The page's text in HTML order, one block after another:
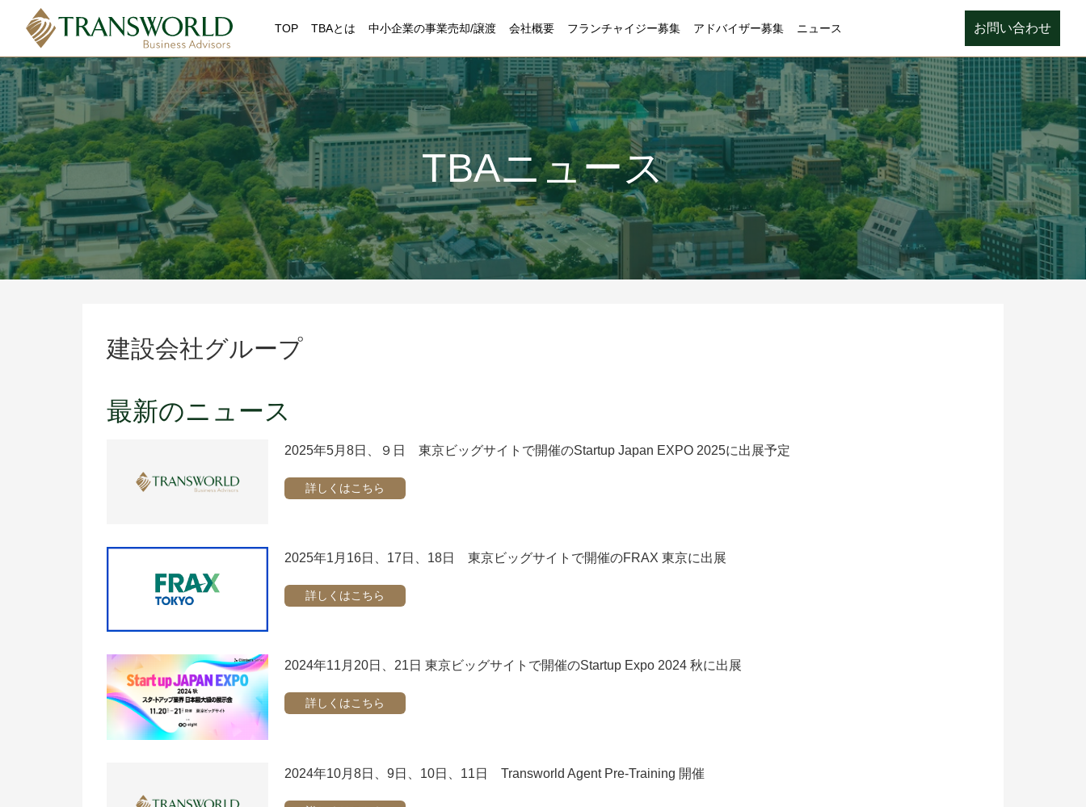
TOP TBAとは 中小企業の事業売却/譲渡 会社概要 フランチャイジー募集 アドバイザー募集 ニュース お問い合わせ
TBAニュース
建設会社グループ
最新のニュース
2025年5月8日、９日 東京ビッグサイトで開催のStartup Japan EXPO 2025に出展予定
詳しくはこちら
2025年1月16日、17日、18日 東京ビッグサイトで開催のFRAX 東京に出展
詳しくはこちら
2024年11月20日、21日 東京ビッグサイトで開催のStartup Expo 2024 秋に出展
詳しくはこちら
2024年10月8日、9日、10日、11日 Transworld Agent Pre-Training 開催